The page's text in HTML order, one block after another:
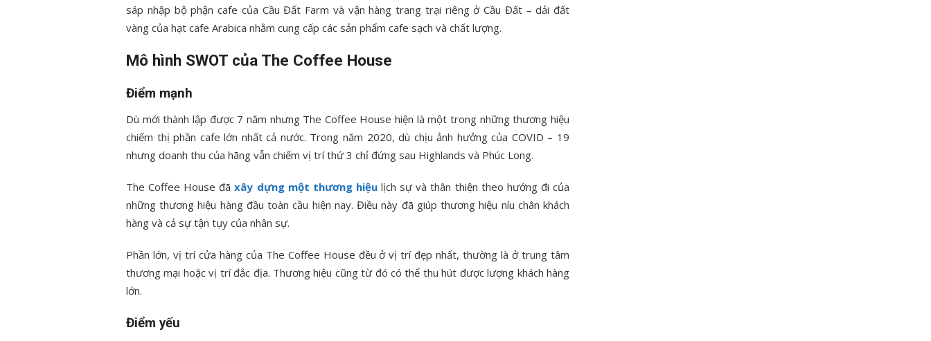
sáp nhập bộ phận cafe của Cầu Đất Farm và vận hàng trang trại riêng ở Cầu Đất – dải đất
vàng của hạt cafe Arabica nhằm cung cấp các sản phẩm cafe sạch và chất lượng.
Mô hình SWOT của The Coffee House
Điểm mạnh
Dù mới thành lập được 7 năm nhưng The Coffee House hiện là một trong những thương hiệu
chiếm thị phần cafe lớn nhất cả nước. Trong năm 2020, dù chịu ảnh hưởng của COVID – 19
nhưng doanh thu của hãng vẫn chiếm vị trí thứ 3 chỉ đứng sau Highlands và Phúc Long.
The Coffee House đãxây dựng một thương hiệulịch sự và thân thiện theo hướng đi của
những thương hiệu hàng đầu toàn cầu hiện nay. Điều này đã giúp thương hiệu níu chân khách
hàng và cả sự tận tụy của nhân sự.
Phần lớn, vị trí cửa hàng của The Coffee House đều ở vị trí đẹp nhất, thường là ở trung tâm
thương mại hoặc vị trí đắc địa. Thương hiệu cũng từ đó có thể thu hút được lượng khách hàng
lớn.
Điểm yếu